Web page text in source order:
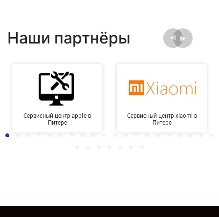
Наши партнёры
Сервисный центр apple в
Питере
Сервисный центр xiaomi в
Питере